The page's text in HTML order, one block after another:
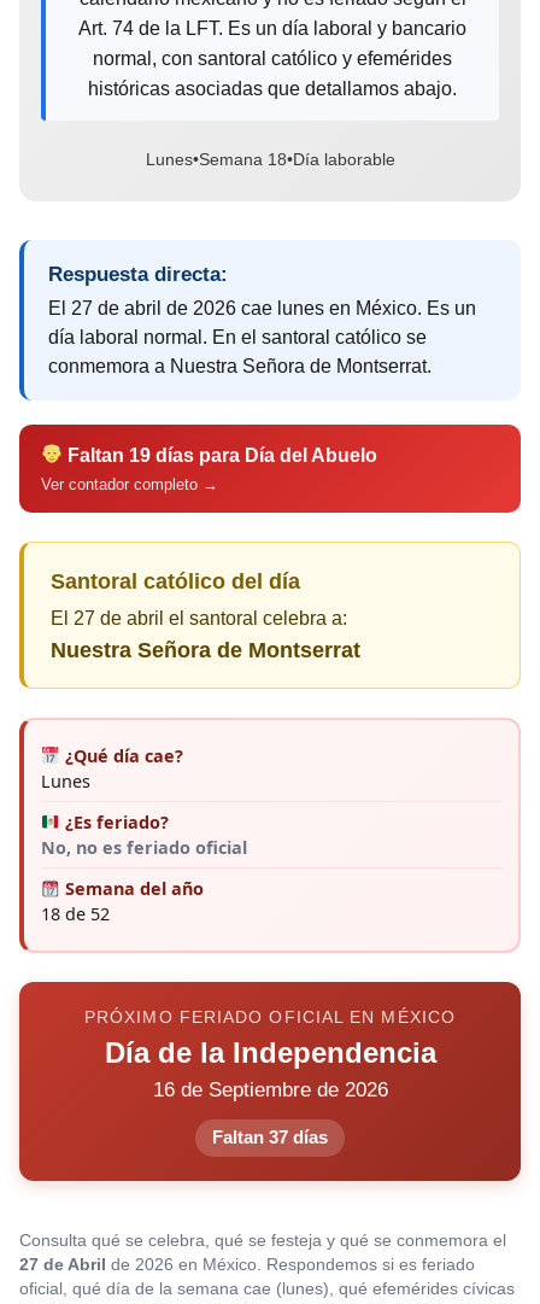
Art. 74 de la LFT. Es un día laboral y bancario
normal, con santoral católico y efemérides
históricas asociadas que detallamos abajo.
Lunes•Semana 18•Día laborable
Respuesta directa:
El 27 de abril de 2026 cae lunes en México. Es un
día laboral normal. En el santoral católico se
conmemora a Nuestra Señora de Montserrat.
Faltan 19 días para Día del Abuelo
Ver contador completo →
Santoral católico del día
El 27 de abril el santoral celebra a:
Nuestra Señora de Montserrat
¿Qué día cae?
Lunes
¿Es feriado?
No, no es feriado oficial
Semana del año
18 de 52
PRÓXIMO FERIADO OFICIAL EN MÉXICO
Día de la Independencia
16 de Septiembre de 2026
Faltan 37 días
Consulta qué se celebra, qué se festeja y qué se conmemora el
27 de Abril de 2026 en México. Respondemos si es feriado
oficial, qué día de la semana cae (lunes), qué efemérides cívicas